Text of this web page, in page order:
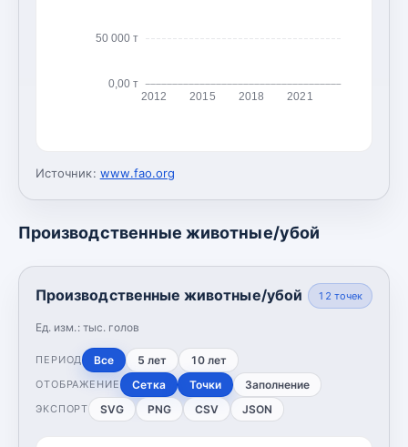
0,00 т
50 000 т
2012 2015 2018 2021
Источник: www.fao.org
Производственные животные/убой
Производственные животные/убой
Ед. изм.: тыс. голов
12 точек
ПЕРИОД Все 5 лет 10 лет
ОТОБРАЖЕНИЕ Сетка Точки Заполнение
ЭКСПОРТ SVG PNG CSV JSON